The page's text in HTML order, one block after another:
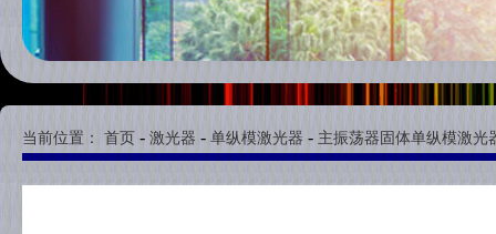
当前位置： 首页 - 激光器 - 单纵模激光器 - 主振荡器固体单纵模激光